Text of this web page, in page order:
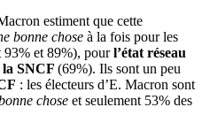
estiment que cette
bonne chose à la fois pour les
93% et 89%), pourl’état réseau
la SNCF (69%). Ils sont un peu
: les électeurs d’E. Macron sont
chose et seulement 53% des